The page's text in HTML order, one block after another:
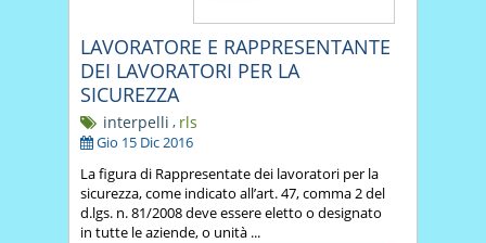
LAVORATORE E RAPPRESENTANTE
DEI LAVORATORI PER LA
SICUREZZA
interpelli , rls
Gio 15 Dic 2016
La figura di Rappresentate dei lavoratori per la
sicurezza, come indicato all’art. 47, comma 2 del
d.lgs. n. 81/2008 deve essere eletto o designato
in tutte le aziende, o unità ...